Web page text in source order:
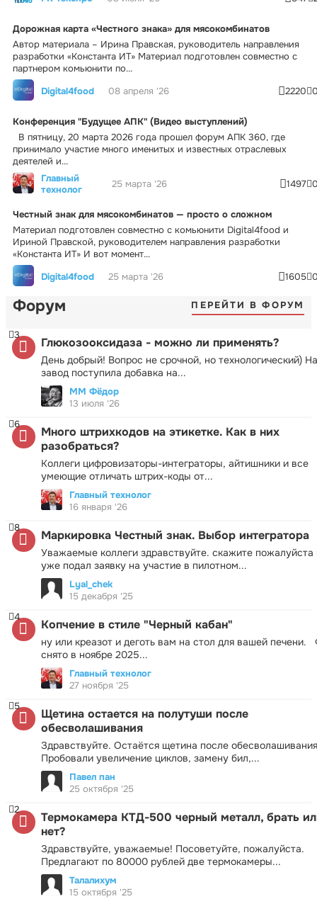
Дорожная карта «Честного знака» для мясокомбинатов
Автор материала – Ирина Правская, руководитель направления
разработки «Константа ИТ» Материал подготовлен совместно с
партнером комьюнити по...
Digital4food
08 апреля '26 2220
Конференция "Будущее АПК" (Видео выступлений)
В пятницу, 20 марта 2026 года прошел форум АПК 360, где
принимало участие много именитых и известных отраслевых
деятелей и...
Главный
технолог
25 марта '26 1497
Честный знак для мясокомбинатов — просто о сложном
Материал подготовлен совместно с комьюнити Digital4food и
Ириной Правской, руководителем направления разработки
«Константа ИТ» И вот момент...
Digital4food
25 марта '26 1605
Форум ПЕРЕЙТИ В ФОРУМ
Глюкозооксидаза - можно ли применять?
День добрый! Вопрос не срочной, но технологический) На
завод поступила добавка на...
3
ММ Фёдор
13 июля '26
Много штрихкодов на этикетке. Как в них
разобраться?
Коллеги цифровизаторы-интеграторы, айтишники и все
умеющие отличать штрих-коды от...
6
Главный технолог
16 января '26
Маркировка Честный знак. Выбор интегратора
Уважаемые коллеги здравствуйте. скажите пожалуйста
уже подал заявку на участие в пилотном...
8
Lyal_chek
15 декабря '25
Копчение в стиле "Черный кабан"
ну или креазот и деготь вам на стол для вашей печени.
снято в ноябре 2025...
4
Главный технолог
27 ноября '25
Щетина остается на полутуши после
обесволашивания
Здравствуйте. Остаётся щетина после
Пробовали увеличение циклов, замену бил,...
5
Павел пан
25 октября '25
Термокамера КТД-500 черный металл, брать
нет?
Здравствуйте, уважаемые! Посоветуйте, пожалуйста.
Предлагают по 80000 рублей две термокамеры...
2
Талалихум
15 октября '25